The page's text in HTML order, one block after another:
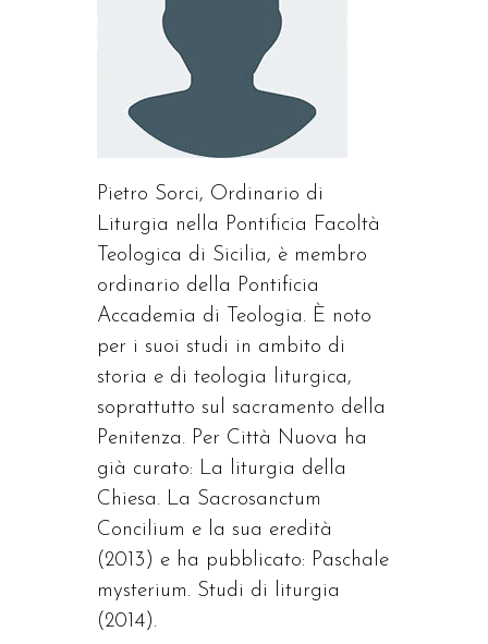
Pietro Sorci, Ordinario di
Liturgia nella Pontificia Facoltà
Teologica di Sicilia, è membro
ordinario della Pontificia
Accademia di Teologia. È noto
per i suoi studi in ambito di
storia e di teologia liturgica,
soprattutto sul sacramento della
Penitenza. Per Città Nuova ha
già curato: La liturgia della
Chiesa. La Sacrosanctum
Concilium e la sua eredità
(2013) e ha pubblicato: Paschale
mysterium. Studi di liturgia
(2014).